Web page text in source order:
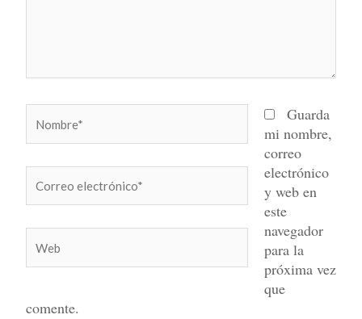
electrónico*
Guarda
mi nombre,
correo
electrónico
y web en
este
navegador
para la
próxima vez
que
comente.